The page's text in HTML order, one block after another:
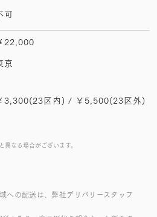
なる場合がございます。
への配送は、弊社デリバリースタッフ
可
22,000
京
3,300(23区内) / ￥5,500(23区外)